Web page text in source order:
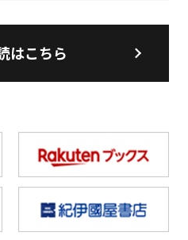
はこちら